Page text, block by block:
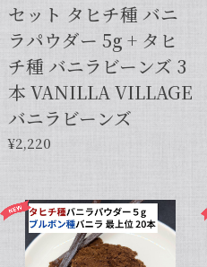
セット タヒチ種 バニ
ラパウダー 5g + タヒ
チ種 バニラビーンズ 3
本 VANILLA VILLAGE
バニラビーンズ
¥2,220